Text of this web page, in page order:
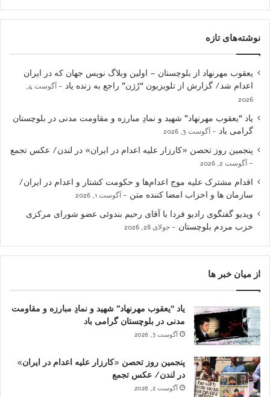
نوشته‌های تازه
یعقوب مهرنهاد از بلوچستان – اولین وبلاگ نویس جهان که در ایران
اعدام شد/ گزارش از تلویزیون “رُژن” راجع به زنده یاد
آگوست 4,
2026
یاد “یعقوب مهرنهاد” شهید و نمادِ مبارزه و مقاومت مدنی در بلوچستان
گرامی باد
آگوست 3, 2026
پنجمین روز تحصن «کارزار علیه اعدام در ایران» در لندن/ عکس تجمع
آگوست 2, 2026
اقدام مشترک علیه موج اعدام‌ها و حکومت کشتار و اعدام در ایران/
سازمان ها و احزاب امضا کننده متن
آگوست 1, 2026
ویدیو گفتگوی رادیو فردا با آقای رحیم بندوئی عضو شورای مرکزی
حزب مردم بلوچستان
جولای 28, 2026
از میان خبر ها
یاد “یعقوب مهرنهاد” شهید و نمادِ مبارزه و مقاومت
مدنی در بلوچستان گرامی باد
آگوست 3, 2026
پنجمین روز تحصن «کارزار علیه اعدام در ایران»
در لندن/ عکس تجمع
آگوست 2, 2026